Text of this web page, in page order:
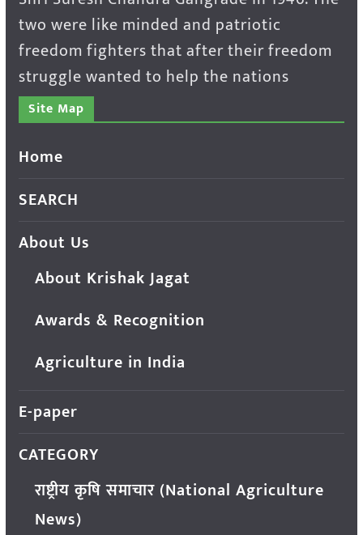
two were like minded and patriotic
freedom fighters that after their freedom
struggle wanted to help the nations
Site Map
Home
SEARCH
About Us
About Krishak Jagat
Awards & Recognition
Agriculture in India
E-paper
CATEGORY
राष्ट्रीय कृषि समाचार (National Agriculture
News)